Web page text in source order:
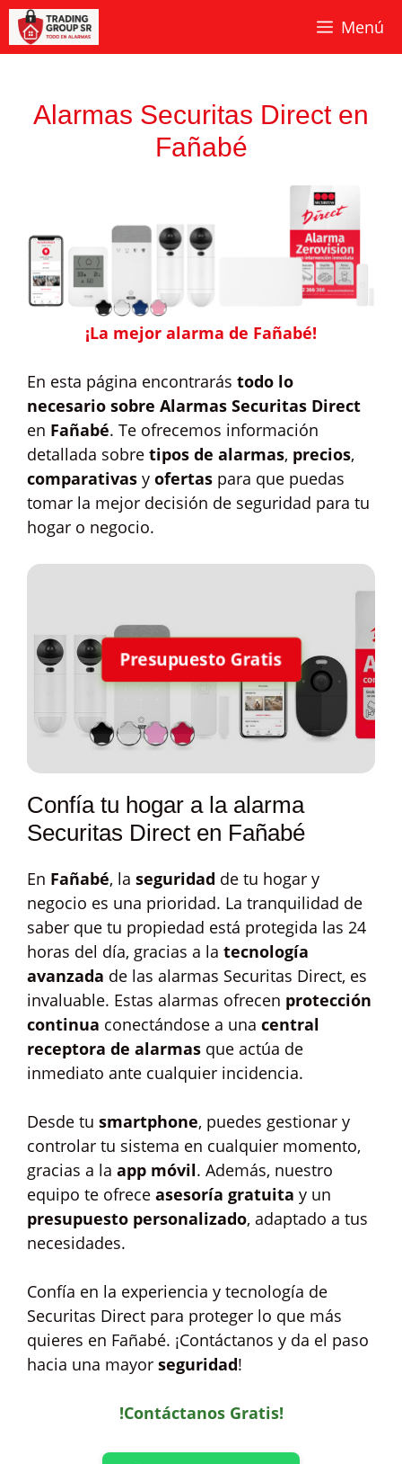
Saltar
contenido
Menú
Alarmas Securitas Direct en
Fañabé
¡La mejor alarma de Fañabé!
En esta página encontrarás todo lo
necesario sobre Alarmas Securitas Direct
en Fañabé. Te ofrecemos información
detallada sobre tipos de alarmas, precios,
comparativas y ofertas para que puedas
tomar la mejor decisión de seguridad para tu
hogar o negocio.
Presupuesto Gratis
Confía tu hogar a la alarma
Securitas Direct en Fañabé
En Fañabé, la seguridad de tu hogar y
negocio es una prioridad. La tranquilidad de
saber que tu propiedad está protegida las 24
horas del día, gracias a la tecnología
avanzada de las alarmas Securitas Direct, es
invaluable. Estas alarmas ofrecen protección
continua conectándose a una central
receptora de alarmas que actúa de
inmediato ante cualquier incidencia.
Desde tu smartphone, puedes gestionar y
controlar tu sistema en cualquier momento,
gracias a la app móvil. Además, nuestro
equipo te ofrece asesoría gratuita y un
presupuesto personalizado, adaptado a tus
necesidades.
Confía en la experiencia y tecnología de
Securitas Direct para proteger lo que más
quieres en Fañabé. ¡Contáctanos y da el paso
hacia una mayor seguridad!
!Contáctanos Gratis!